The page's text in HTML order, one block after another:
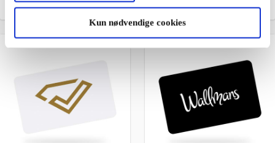
Kun nødvendige cookies
Fra 100 kr.